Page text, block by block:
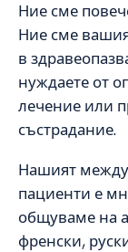
Ние сме
Ние сме
в
нуждаете от
лечение или
състрадание.
Нашият
пациенти е
общуваме на
френски,